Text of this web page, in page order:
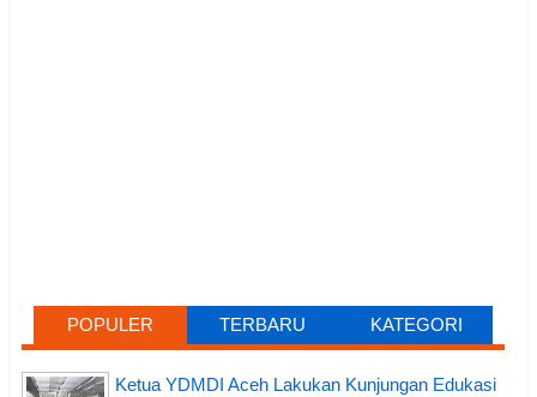
POPULER TERBARU KATEGORI
Ketua YDMDI Aceh Lakukan Kunjungan Edukasi